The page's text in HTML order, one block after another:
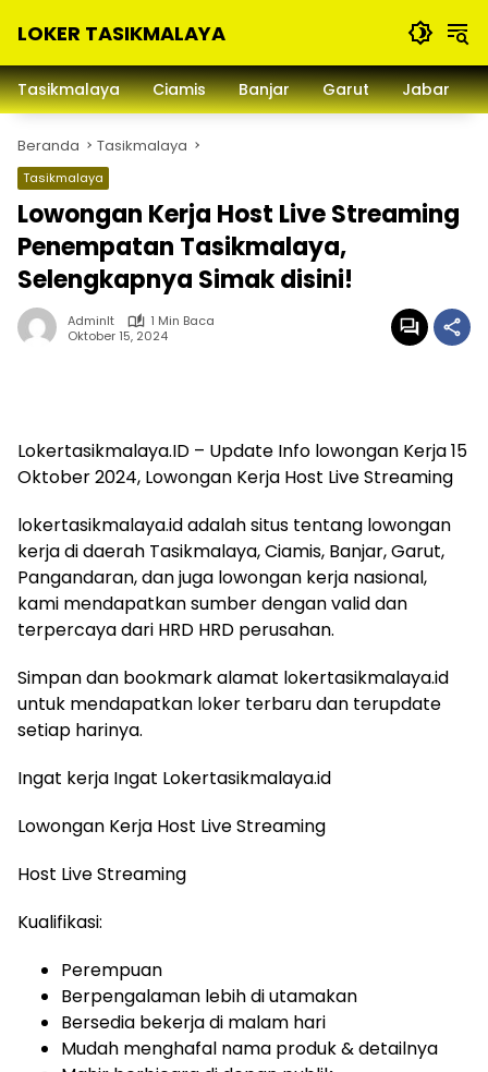
LOKER TASIKMALAYA
Lowongan
Kerja
dan
Sekitarna
Tasikmalaya Ciamis Banjar Garut Jabar
Beranda Tasikmalaya
Tasikmalaya
Lowongan Kerja Host Live Streaming
Penempatan Tasikmalaya,
Selengkapnya Simak disini!
Adminlt
1 Min Baca
Oktober 15, 2024
Lokertasikmalaya.ID – Update Info lowongan Kerja 15
Oktober 2024, Lowongan Kerja Host Live Streaming
lokertasikmalaya.id adalah situs tentang lowongan
kerja di daerah Tasikmalaya, Ciamis, Banjar, Garut,
Pangandaran, dan juga lowongan kerja nasional,
kami mendapatkan sumber dengan valid dan
terpercaya dari HRD HRD perusahan.
Simpan dan bookmark alamat lokertasikmalaya.id
untuk mendapatkan loker terbaru dan terupdate
setiap harinya.
Ingat kerja Ingat Lokertasikmalaya.id
Lowongan Kerja Host Live Streaming
Host Live Streaming
Kualifikasi:
Perempuan
Berpengalaman lebih di utamakan
Bersedia bekerja di malam hari
Mudah menghafal nama produk & detailnya